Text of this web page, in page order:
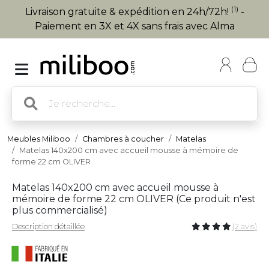
Livraison gratuite & expédition en 24h/72h! (1) -
Paiement en 3X et 4X sans frais avec Alma
Meubles Miliboo Chambres à coucher
Matelas
Matelas 140x200 cm avec accueil mousse à mémoire de
forme 22 cm OLIVER
Matelas 140x200 cm avec accueil mousse à
mémoire de forme 22 cm OLIVER (Ce produit n'est
plus commercialisé)
Description détaillée (2 avis)